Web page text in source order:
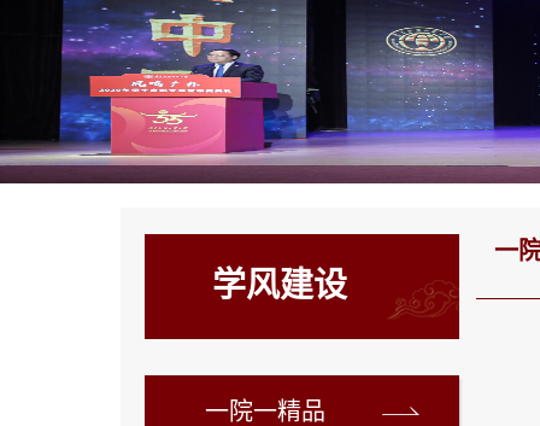
学风建设
一院一精品
一